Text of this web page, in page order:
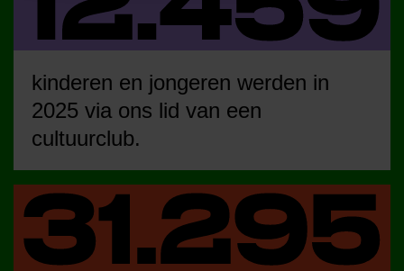
kinderen en jongeren werden in
2025 via ons lid van een
cultuurclub.